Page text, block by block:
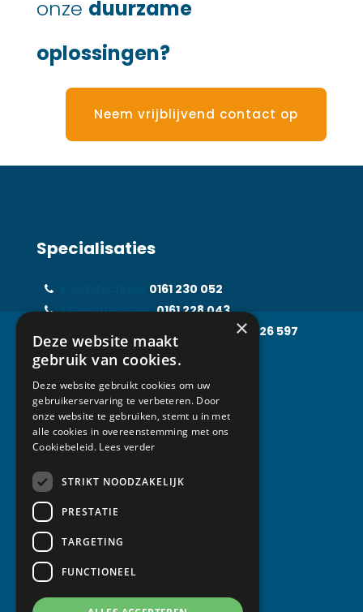
onze duurzame
oplossingen?
Neem vrijblijvend contact op
Specialisaties
0161 230 052
Klimaattechniek 0161 228 043
0161 226 597
Solarfridge 0161 226 857
Contact
Van Abeelen Groep
Kempenbaan 1
5121 DM Rijen
T +31 (0) 161 230 052
info@vanabeelen.eu
×
Deze website maakt
gebruik van cookies.
Deze website gebruikt cookies om uw
gebruikerservaring te verbeteren. Door
onze website te gebruiken, stemt u in met
alle cookies in overeenstemming met ons
Cookiebeleid. Lees verder
STRIKT NOODZAKELIJK
PRESTATIE
TARGETING
FUNCTIONEEL